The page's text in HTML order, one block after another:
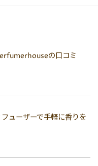
の口コミ
ューザーで手軽に香りを